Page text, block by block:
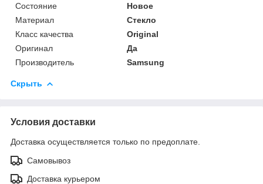
Состояние
Новое
Материал
Стекло
Класс качества
Original
Оригинал
Да
Производитель
Samsung
Скрыть
Условия доставки
Доставка осуществляется только по предоплате.
Самовывоз
Доставка курьером